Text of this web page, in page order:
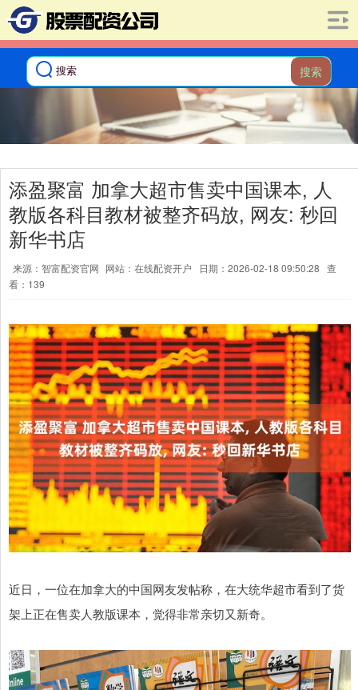
搜索
添盈聚富 加拿大超市售卖中国课本, 人
教版各科目教材被整齐码放, 网友: 秒回
新华书店
来源：智富配资官网 网站：在线配资开户 日期：2026-02-18 09:50:28 查
看：139
近日，一位在加拿大的中国网友发帖称，在大统华超市看到了货
架上正在售卖人教版课本，觉得非常亲切又新奇。